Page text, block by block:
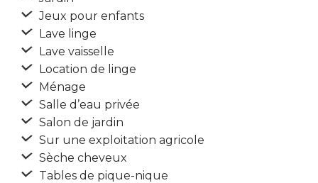
Jeux pour enfants
Lave linge
Lave vaisselle
Location de linge
Ménage
Salle d’eau privée
Salon de jardin
Sur une exploitation agricole
Sèche cheveux
Tables de pique-nique